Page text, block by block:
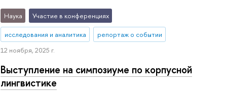
Наука Участие в конференциях
исследования и аналитика
репортаж о событии
12 ноября, 2025 г.
Выступление на симпозиуме по корпусной
лингвистике